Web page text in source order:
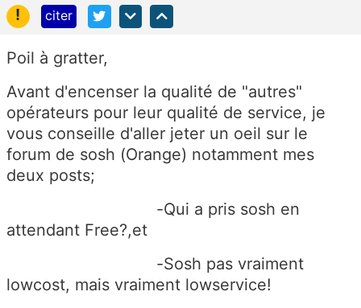
!
citer
Poil à gratter,
Avant d'encenser la qualité de "autres"
opérateurs pour leur qualité de service, je
vous conseille d'aller jeter un oeil sur le
forum de sosh (Orange) notamment mes
deux posts;
-Qui a pris sosh en
attendant Free?,et
-Sosh pas vraiment
lowcost, mais vraiment lowservice!